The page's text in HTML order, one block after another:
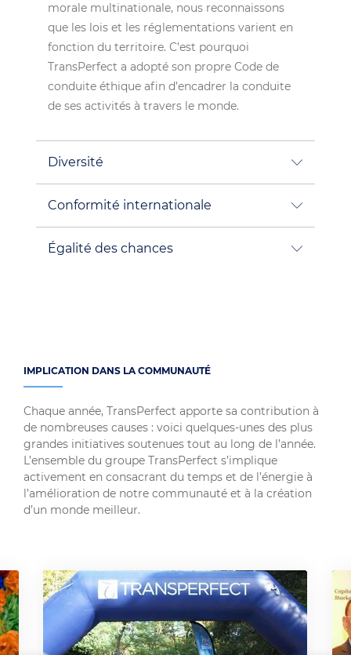
morale multinationale, nous reconnaissons
que les lois et les réglementations varient en
fonction du territoire. C’est pourquoi
TransPerfect a adopté son propre Code de
conduite éthique afin d’encadrer la conduite
de ses activités à travers le monde.
Diversité
Conformité internationale
Égalité des chances
IMPLICATION DANS LA COMMUNAUTÉ
Chaque année, TransPerfect apporte sa contribution à
de nombreuses causes : voici quelques-unes des plus
grandes initiatives soutenues tout au long de l’année.
L’ensemble du groupe TransPerfect s’implique
activement en consacrant du temps et de l’énergie à
l’amélioration de notre communauté et à la création
d’un monde meilleur.